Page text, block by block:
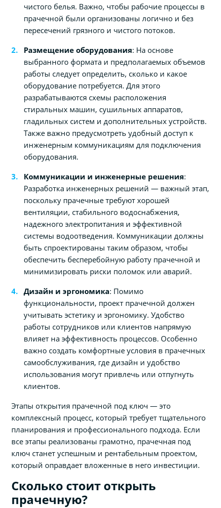
чистого белья. Важно, чтобы рабочие процессы в
прачечной были организованы логично и без
пересечений грязного и чистого потоков.
Размещение оборудования: На основе
выбранного формата и предполагаемых объемов
работы следует определить, сколько и какое
оборудование потребуется. Для этого
разрабатываются схемы расположения
стиральных машин, сушильных аппаратов,
гладильных систем и дополнительных устройств.
Также важно предусмотреть удобный доступ к
инженерным коммуникациям для подключения
оборудования.
Коммуникации и инженерные решения:
Разработка инженерных решений — важный этап,
поскольку прачечные требуют хорошей
вентиляции, стабильного водоснабжения,
надежного электропитания и эффективной
системы водоотведения. Коммуникации должны
быть спроектированы таким образом, чтобы
обеспечить бесперебойную работу прачечной и
минимизировать риски поломок или аварий.
Дизайн и эргономика: Помимо
функциональности, проект прачечной должен
учитывать эстетику и эргономику. Удобство
работы сотрудников или клиентов напрямую
влияет на эффективность процессов. Особенно
важно создать комфортные условия в прачечных
самообслуживания, где дизайн и удобство
использования могут привлечь или отпугнуть
клиентов.
Этапы открытия прачечной под ключ — это
комплексный процесс, который требует тщательного
планирования и профессионального подхода. Если
все этапы реализованы грамотно, прачечная под
ключ станет успешным и рентабельным проектом,
который оправдает вложенные в него инвестиции.
Сколько стоит открыть
прачечную?